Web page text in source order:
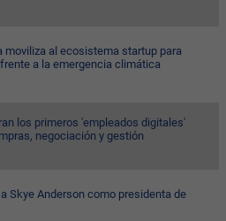
moviliza al ecosistema startup para
a la emergencia climática
los primeros 'empleados digitales'
negociación y gestión
Skye Anderson como presidenta de